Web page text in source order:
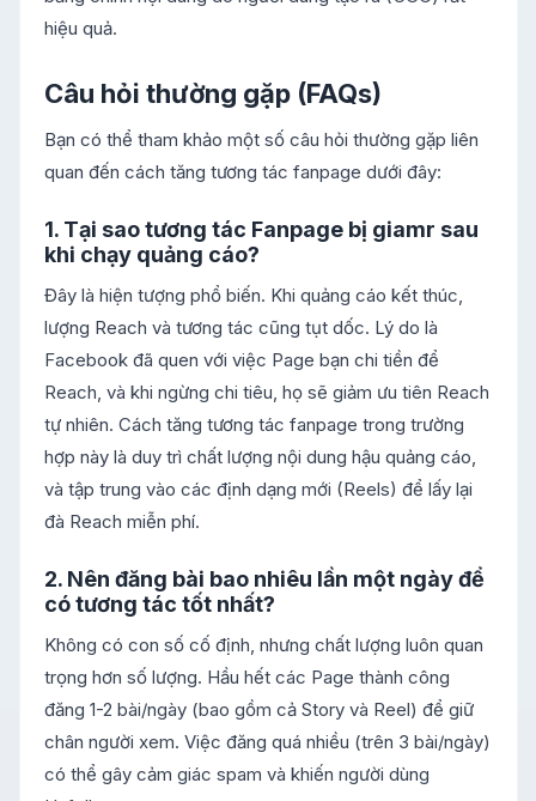
hiệu quả.
Câu hỏi thường gặp (FAQs)
Bạn có thể tham khảo một số câu hỏi thường gặp liên
quan đến cách tăng tương tác fanpage dưới đây:
1. Tại sao tương tác Fanpage bị giamr sau
khi chạy quảng cáo?
Đây là hiện tượng phổ biến. Khi quảng cáo kết thúc,
lượng Reach và tương tác cũng tụt dốc. Lý do là
Facebook đã quen với việc Page bạn chi tiền để
Reach, và khi ngừng chi tiêu, họ sẽ giảm ưu tiên Reach
tự nhiên. Cách tăng tương tác fanpage trong trường
hợp này là duy trì chất lượng nội dung hậu quảng cáo,
và tập trung vào các định dạng mới (Reels) để lấy lại
đà Reach miễn phí.
2. Nên đăng bài bao nhiêu lần một ngày để
có tương tác tốt nhất?
Không có con số cố định, nhưng chất lượng luôn quan
trọng hơn số lượng. Hầu hết các Page thành công
đăng 1-2 bài/ngày (bao gồm cả Story và Reel) để giữ
chân người xem. Việc đăng quá nhiều (trên 3 bài/ngày)
có thể gây cảm giác spam và khiến người dùng